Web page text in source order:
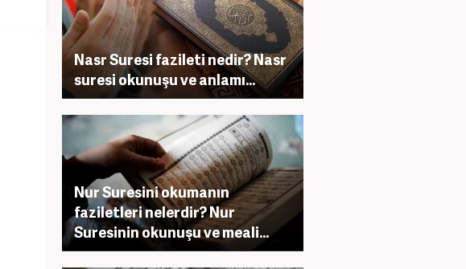
Nasr Suresi fazileti nedir? Nasr
suresi okunuşu ve anlamı...
Nur Suresini okumanın
faziletleri nelerdir? Nur
Suresinin okunuşu ve meali...